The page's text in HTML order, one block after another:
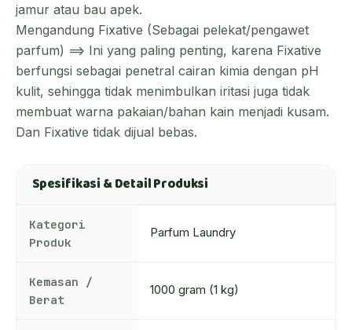
jamur atau bau apek.
Mengandung Fixative (Sebagai pelekat/pengawet
parfum) ==> Ini yang paling penting, karena Fixative
berfungsi sebagai penetral cairan kimia dengan pH
kulit, sehingga tidak menimbulkan iritasi juga tidak
membuat warna pakaian/bahan kain menjadi kusam.
Dan Fixative tidak dijual bebas.
Spesifikasi & Detail Produksi
Kategori
Produk
Parfum Laundry
Kemasan /
Berat
1000 gram (1 kg)